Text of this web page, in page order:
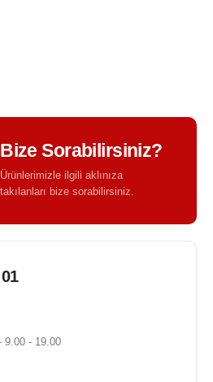
Bize Sorabilirsiniz?
Ürünlerimizle ilgili aklınıza
takılanları bize sorabilirsiniz.
9.00 - 19.00